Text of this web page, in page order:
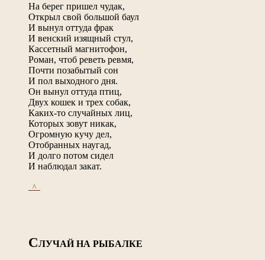
На берег пришел чудак,
Открыл свой большой баул
И вынул оттуда фрак
И венский изящный стул,
Кассетный магнитофон,
Роман, чтоб реветь ревмя,
Почти позабытый сон
И пол выходного дня.
Он вынул оттуда птиц,
Двух кошек и трех собак,
Каких-то случайных лиц,
Которых зовут никак,
Огромную кучу дел,
Отобранных наугад,
И долго потом сидел
И наблюдал закат.
_^_
СЛУЧАЙ НА РЫБАЛКЕ